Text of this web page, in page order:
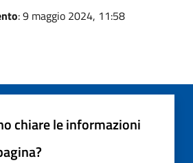
: 9 maggio 2024, 11:58
chiare le informazioni